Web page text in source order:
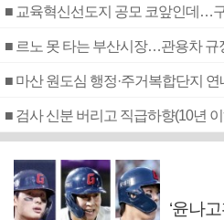
■ 교육혁신선도지 공모 코앞인데…구
■ 르노 못 타는 부산시장…관용차 규
■ 마산 원도심 행정·주거복합단지
‘윤나